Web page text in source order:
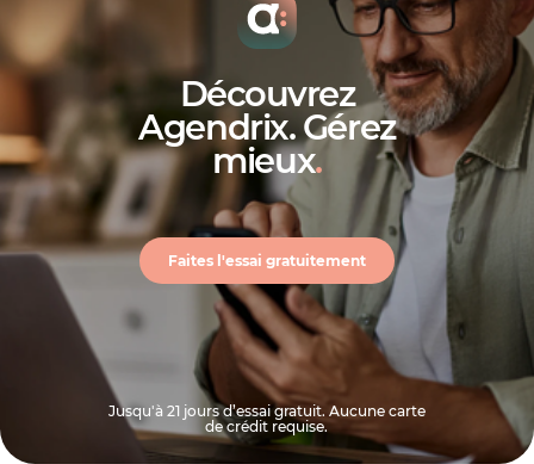
Découvrez
Agendrix. Gérez
mieux.
Faites l'essai gratuitement
Jusqu'à 21 jours d’essai gratuit. Aucune carte
de crédit requise.